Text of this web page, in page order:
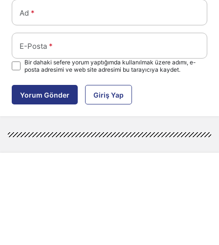
Ad *
E-Posta *
Bir dahaki sefere yorum yaptığımda kullanılmak üzere adımı, e-
posta adresimi ve web site adresimi bu tarayıcıya kaydet.
Yorum Gönder Giriş Yap